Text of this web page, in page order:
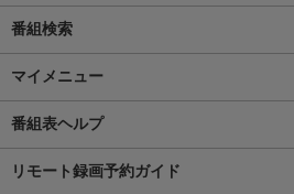
番組検索
マイメニュー
番組表ヘルプ
リモート録画予約ガイド